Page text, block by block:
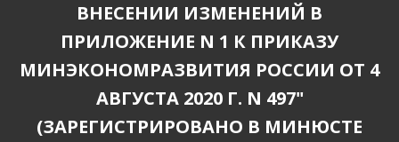
ВНЕСЕНИИ ИЗМЕНЕНИЙ В
ПРИЛОЖЕНИЕ N 1 К ПРИКАЗУ
МИНЭКОНОМРАЗВИТИЯ РОССИИ ОТ 4
АВГУСТА 2020 Г. N 497"
(ЗАРЕГИСТРИРОВАНО В МИНЮСТЕ